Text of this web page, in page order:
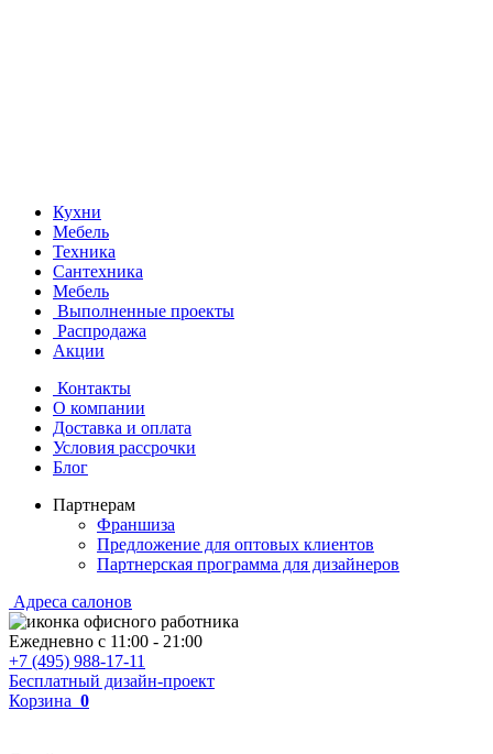
Кухни
Мебель
Техника
Сантехника
Мебель
Выполненные проекты
Распродажа
Акции
Контакты
О компании
Доставка и оплата
Условия рассрочки
Блог
Партнерам
Франшиза
Предложение для оптовых клиентов
Партнерская программа для дизайнеров
Адреса салонов
Ежедневно с 11:00 - 21:00
+7 (495) 988-17-11
Бесплатный дизайн-проект
Корзина 0